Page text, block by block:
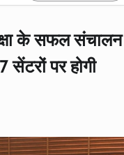
के सफल संचालन
पर होगी